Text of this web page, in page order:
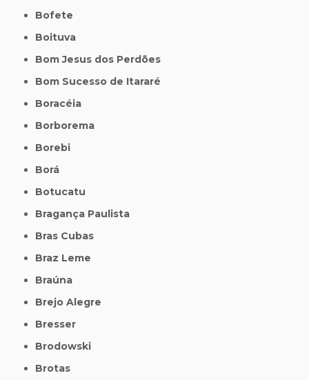
Bofete
Boituva
Bom Jesus dos Perdões
Bom Sucesso de Itararé
Boracéia
Borborema
Borebi
Borá
Botucatu
Bragança Paulista
Bras Cubas
Braz Leme
Braúna
Brejo Alegre
Bresser
Brodowski
Brotas